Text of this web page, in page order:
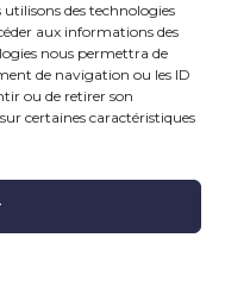
des technologies
aux informations des
nous permettra de
de navigation ou les ID
ou de retirer son
certaines caractéristiques
patrimoine